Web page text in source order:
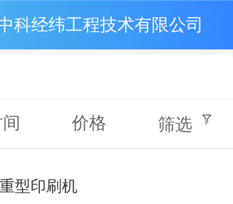
科经纬工程技术有限公司
价格 筛选
重型印刷机